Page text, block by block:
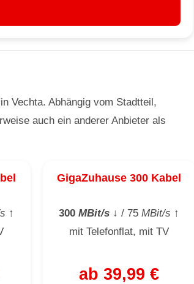
Vechta. Abhängig vom Stadtteil,
auch ein anderer Anbieter als
↑
GigaZuhause 300 Kabel
300 MBit/s ↓ / 75 MBit/s ↑
mit Telefonflat, mit TV
ab 39,99 €